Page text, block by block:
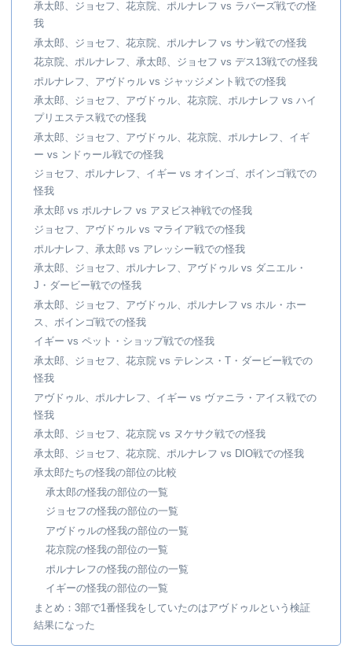
承太郎、ジョセフ、花京院、ポルナレフ vs ラバーズ戦での怪
我
承太郎、ジョセフ、花京院、ポルナレフ vs サン戦での怪我
花京院、ポルナレフ、承太郎、ジョセフ vs デス13戦での怪我
ポルナレフ、アヴドゥル vs ジャッジメント戦での怪我
承太郎、ジョセフ、アヴドゥル、花京院、ポルナレフ vs ハイ
プリエステス戦での怪我
承太郎、ジョセフ、アヴドゥル、花京院、ポルナレフ、イギ
ー vs ンドゥール戦での怪我
ジョセフ、ポルナレフ、イギー vs オインゴ、ボインゴ戦での
怪我
承太郎 vs ポルナレフ vs アヌビス神戦での怪我
ジョセフ、アヴドゥル vs マライア戦での怪我
ポルナレフ、承太郎 vs アレッシー戦での怪我
承太郎、ジョセフ、ポルナレフ、アヴドゥル vs ダニエル・
J・ダービー戦での怪我
承太郎、ジョセフ、アヴドゥル、ポルナレフ vs ホル・ホー
ス、ボインゴ戦での怪我
イギー vs ペット・ショップ戦での怪我
承太郎、ジョセフ、花京院 vs テレンス・T・ダービー戦での
怪我
アヴドゥル、ポルナレフ、イギー vs ヴァニラ・アイス戦での
怪我
承太郎、ジョセフ、花京院 vs ヌケサク戦での怪我
承太郎、ジョセフ、花京院、ポルナレフ vs DIO戦での怪我
承太郎たちの怪我の部位の比較
承太郎の怪我の部位の一覧
ジョセフの怪我の部位の一覧
アヴドゥルの怪我の部位の一覧
花京院の怪我の部位の一覧
ポルナレフの怪我の部位の一覧
イギーの怪我の部位の一覧
まとめ：3部で1番怪我をしていたのはアヴドゥルという検証
結果になった